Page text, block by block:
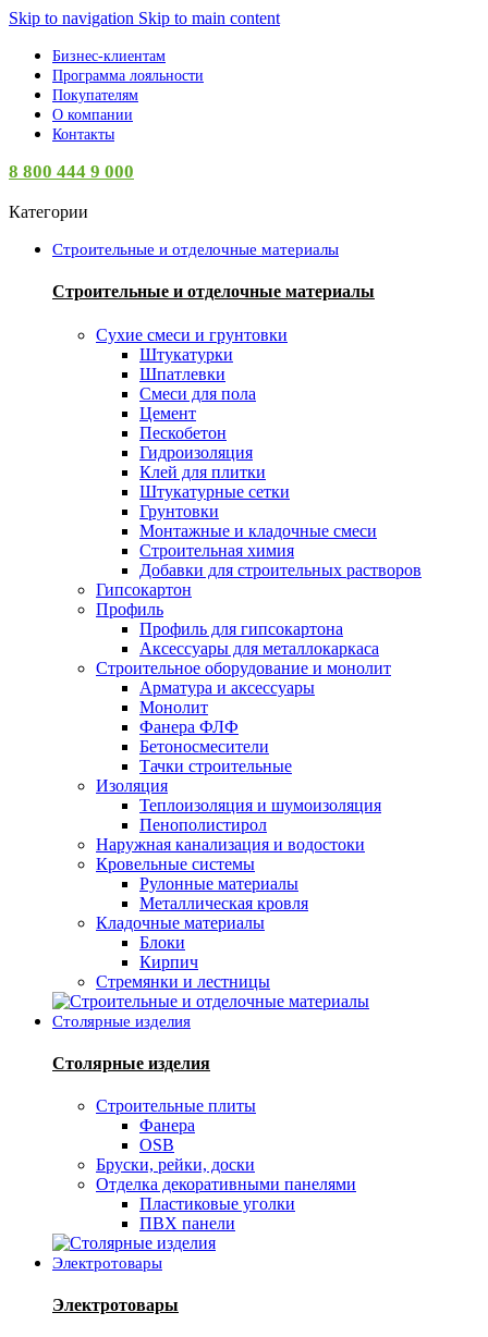
Skip to navigation Skip to main content
Бизнес-клиентам
Программа лояльности
Покупателям
О компании
Контакты
8 800 444 9 000
Категории
Строительные и отделочные материалы
Строительные и отделочные материалы
Сухие смеси и грунтовки
Штукатурки
Шпатлевки
Смеси для пола
Цемент
Пескобетон
Гидроизоляция
Клей для плитки
Штукатурные сетки
Грунтовки
Монтажные и кладочные смеси
Строительная химия
Добавки для строительных растворов
Гипсокартон
Профиль
Профиль для гипсокартона
Аксессуары для металлокаркаса
Строительное оборудование и монолит
Арматура и аксессуары
Монолит
Фанера ФЛФ
Бетоносмесители
Тачки строительные
Изоляция
Теплоизоляция и шумоизоляция
Пенополистирол
Наружная канализация и водостоки
Кровельные системы
Рулонные материалы
Металлическая кровля
Кладочные материалы
Блоки
Кирпич
Стремянки и лестницы
Столярные изделия
Столярные изделия
Строительные плиты
Фанера
OSB
Бруски, рейки, доски
Отделка декоративными панелями
Пластиковые уголки
ПВХ панели
Электротовары
Электротовары